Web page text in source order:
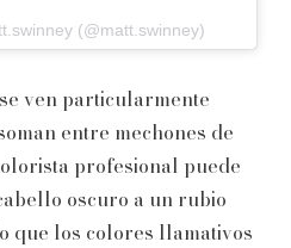
(@matt.swinney)
ven particularmente
entre mechones de
profesional puede
oscuro a un rubio
que los colores llamativos